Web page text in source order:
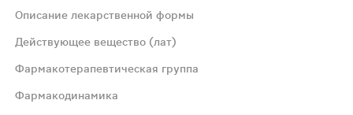
Цвет таблеток на изломе - белый.
Описание лекарственной формы
Действующее вещество (лат)
Фармакотерапевтическая группа
Фармакодинамика